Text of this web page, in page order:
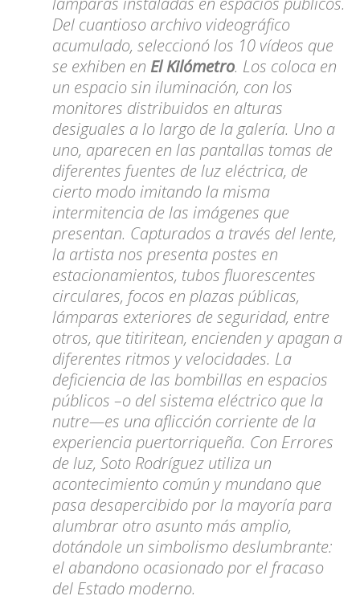
Del cuantioso archivo videográfico
acumulado, seleccionó los 10 vídeos que
se exhiben en El Kilómetro. Los coloca en
un espacio sin iluminación, con los
monitores distribuidos en alturas
desiguales a lo largo de la galería. Uno a
uno, aparecen en las pantallas tomas de
diferentes fuentes de luz eléctrica, de
cierto modo imitando la misma
intermitencia de las imágenes que
presentan. Capturados a través del lente,
la artista nos presenta postes en
estacionamientos, tubos fluorescentes
circulares, focos en plazas públicas,
lámparas exteriores de seguridad, entre
otros, que titiritean, encienden y apagan a
diferentes ritmos y velocidades. La
deficiencia de las bombillas en espacios
públicos –o del sistema eléctrico que la
nutre—es una aflicción corriente de la
experiencia puertorriqueña. Con Errores
de luz, Soto Rodríguez utiliza un
acontecimiento común y mundano que
pasa desapercibido por la mayoría para
alumbrar otro asunto más amplio,
dotándole un simbolismo deslumbrante:
el abandono ocasionado por el fracaso
del Estado moderno.